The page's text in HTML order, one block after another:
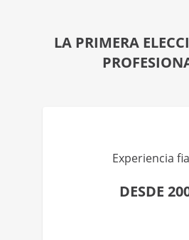
LA PRIMERA
Experiencia
DESDE